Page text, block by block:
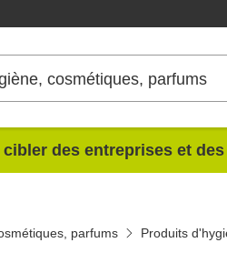
cosmétiques, parfums
cibler des entreprises et
parfums Produits